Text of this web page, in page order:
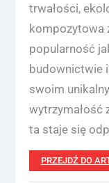
trwałości,
kompozytowa
popularność
budownictwie
swoim
wytrzymałość
ta staje się
PRZEJDŹ DO